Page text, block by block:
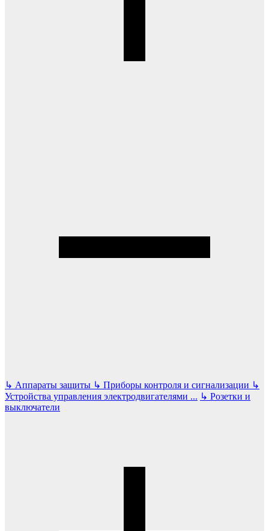
↳ Аппараты защиты ↳ Приборы контроля и сигнализации ↳
Устройства управления электродвигателями ... ↳ Розетки и
выключатели